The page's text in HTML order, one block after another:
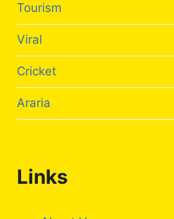
Tourism
Viral
Cricket
Araria
Links